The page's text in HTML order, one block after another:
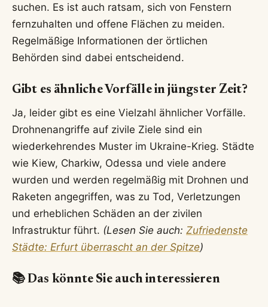
suchen. Es ist auch ratsam, sich von Fenstern
fernzuhalten und offene Flächen zu meiden.
Regelmäßige Informationen der örtlichen
Behörden sind dabei entscheidend.
Gibt es ähnliche Vorfälle in jüngster Zeit?
Ja, leider gibt es eine Vielzahl ähnlicher Vorfälle.
Drohnenangriffe auf zivile Ziele sind ein
wiederkehrendes Muster im Ukraine-Krieg. Städte
wie Kiew, Charkiw, Odessa und viele andere
wurden und werden regelmäßig mit Drohnen und
Raketen angegriffen, was zu Tod, Verletzungen
und erheblichen Schäden an der zivilen
Infrastruktur führt. (Lesen Sie auch: Zufriedenste
Städte: Erfurt überrascht an der Spitze)
📚 Das könnte Sie auch interessieren